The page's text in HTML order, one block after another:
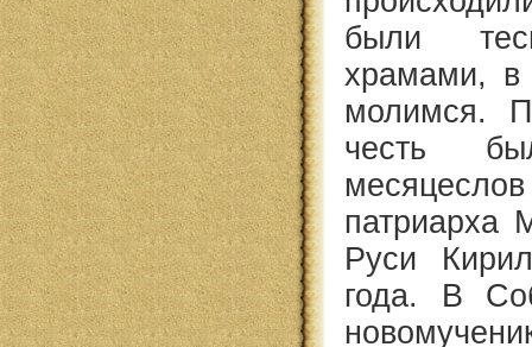
были
храмами, в
молимся.
честь
патриарха
Руси
года. В